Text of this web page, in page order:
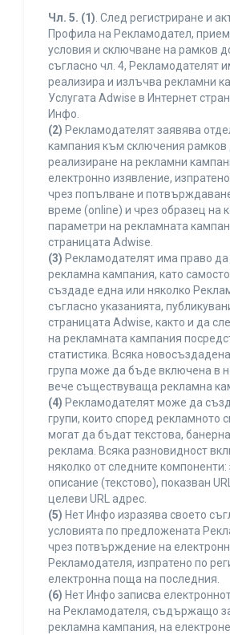
Чл. 5. (1). След регистриране и
Профила на Рекламодател,
условия и сключване на рамков
съгласно чл. 4, Рекламодателят
реализира и излъчва рекламни
Услугата Adwise в Интернет
Инфо.
(2) Рекламодателят заявява
кампания към сключения рамков
реализиране на рекламни
електронно изявление,
чрез попълване и
време (online) и чрез образец на
параметри на рекламната
страницата Adwise.
(3) Рекламодателят има право да
рекламна кампания, като
създаде една или няколко
съгласно указанията,
страницата Adwise, както и да
на рекламната кампания
статистика. Всяка
група може да бъде включена в
вече съществуваща рекламна
(4) Рекламодателят може да
групи, които според рекламното
могат да бъдат текстова,
реклама. Всяка разновидност
няколко от следните компоненти:
описание (текстово), показван
целеви URL адрес.
(5) Нет Инфо изразява своето
условията по предложената
чрез потвърждение на
Рекламодателя, изпратено по
електронна поща на последния.
(6) Нет Инфо записва
на Рекламодателя, съдържащо
рекламна кампания, на